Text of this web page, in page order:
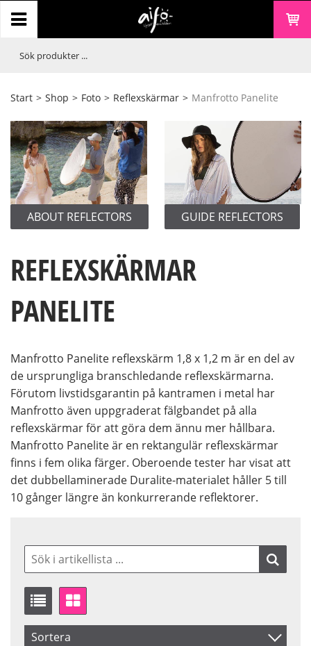
Start > Shop > Foto > Reflexskärmar > Manfrotto Panelite
GUIDE REFLECTORS
REFLEXSKÄRMAR
PANELITE
Manfrotto Panelite reflexskärm 1,8 x 1,2 m är en del av
de ursprungliga branschledande reflexskärmarna.
Förutom livstidsgarantin på kantramen i metal har
Manfrotto även uppgraderat fälgbandet på alla
reflexskärmar för att göra dem ännu mer hållbara.
Manfrotto Panelite är en rektangulär reflexskärmar
finns i fem olika färger. Oberoende tester har visat att
det dubbellaminerade Duralite-materialet håller 5 till
10 gånger längre än konkurrerande reflektorer.
Sortera